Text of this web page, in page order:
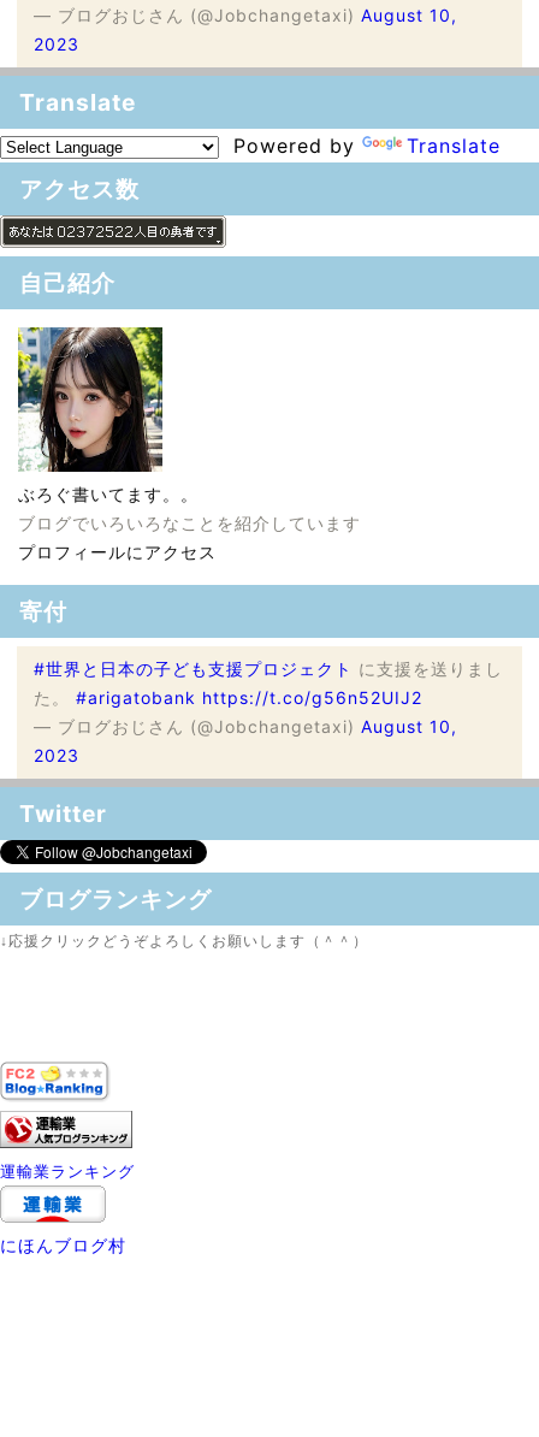
— ブログおじさん (@Jobchangetaxi) August 10,
2023
Translate
Powered by Translate
アクセス数
自己紹介
ぶろぐ書いてます。。
ブログでいろいろなことを紹介しています
プロフィールにアクセス
寄付
#世界と日本の子ども支援プロジェクト に支援を送りまし
た。 #arigatobank https://t.co/g56n52UIJ2
— ブログおじさん (@Jobchangetaxi) August 10,
2023
Twitter
ブログランキング
↓応援クリックどうぞよろしくお願いします（＾＾）
運輸業ランキング
にほんブログ村